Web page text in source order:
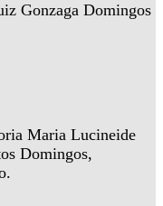
Gonzaga Domingos
Maria Lucineide
Domingos,